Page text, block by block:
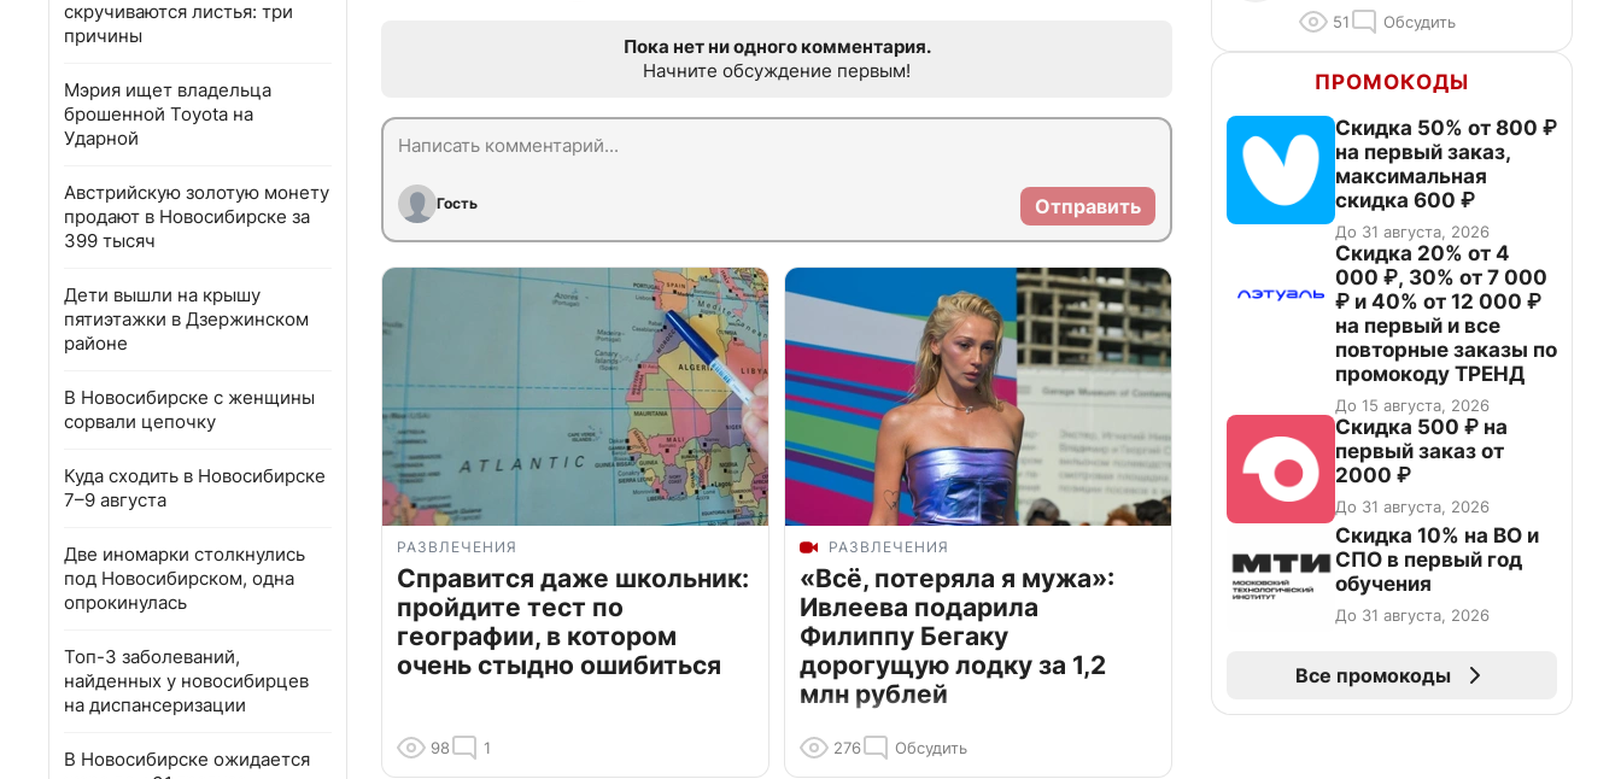
скручиваются листья: три
причины
Мэрия ищет владельца
брошенной Toyota на
Ударной
Австрийскую золотую монету
продают в Новосибирске за
399 тысяч
Дети вышли на крышу
пятиэтажки в Дзержинском
районе
В Новосибирске с женщины
сорвали цепочку
Куда сходить в Новосибирске
7–9 августа
Две иномарки столкнулись
под Новосибирском, одна
опрокинулась
Топ-3 заболеваний,
найденных у новосибирцев
на диспансеризации
В Новосибирске ожидается
Пока нет ни одного комментария.
Начните обсуждение первым!
Гость Отправить
РАЗВЛЕЧЕНИЯ
Справится даже школьник:
пройдите тест по
географии, в котором
очень стыдно ошибиться
98 1
РАЗВЛЕЧЕНИЯ
«Всё, потеряла я мужа»:
Ивлеева подарила
Филиппу Бегаку
дорогущую лодку за 1,2
млн рублей
276 Обсудить
51 Обсудить
ПРОМОКОДЫ
Скидка 50% от 800 ₽
на первый заказ,
максимальная
скидка 600 ₽
До 31 августа, 2026
Скидка 20% от 4
000 ₽, 30% от 7 000
₽ и 40% от 12 000 ₽
на первый и все
повторные заказы по
промокоду ТРЕНД
До 15 августа, 2026
Скидка 500 ₽ на
первый заказ от
2000 ₽
До 31 августа, 2026
Скидка 10% на ВО и
СПО в первый год
обучения
До 31 августа, 2026
Все промокоды